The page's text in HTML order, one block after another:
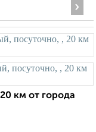
›
км от города